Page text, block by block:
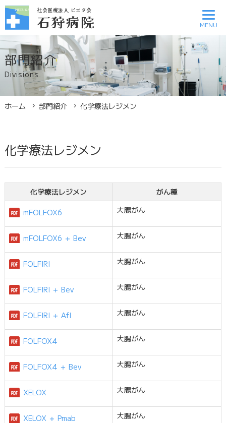
社会医療法人 ピエタ会
石狩病院
社会医療法人 ピエタ会
石狩病院
診療スケジュール 医療関係者
アクセス お問い合わせ
外来診療のご案内
入院のご案内
診療科のご案内
部門紹介
採用情報
看護部
休診情報 トピックス・ギャラリー
部門紹介
Divisions
ホーム 部門紹介 化学療法レジメン
化学療法レジメン
化学療法レジメン がん種
mFOLFOX6 大腸がん
mFOLFOX6 ＋ Bev 大腸がん
FOLFIRI 大腸がん
FOLFIRI ＋ Bev 大腸がん
FOLFIRI ＋ Afl 大腸がん
FOLFOX4 大腸がん
FOLFOX4 ＋ Bev 大腸がん
XELOX 大腸がん
XELOX ＋ Pmab 大腸がん